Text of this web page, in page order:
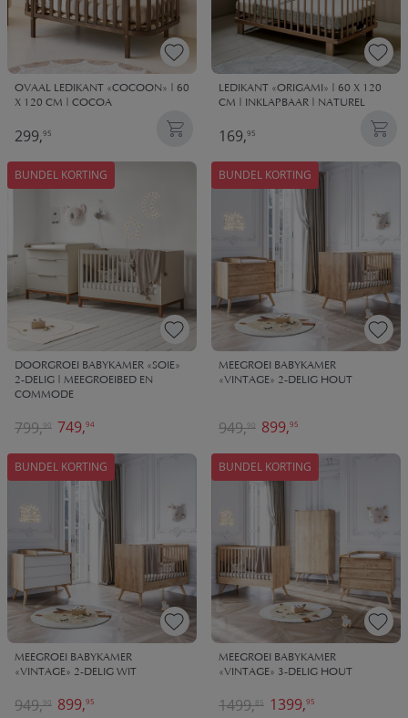
OVAAL LEDIKANT «COCOON» | 60
X 120 CM | COCOA
299,95
LEDIKANT «ORIGAMI» | 60 X 120
CM | INKLAPBAAR | NATUREL
169,95
BUNDEL KORTING
DOORGROEI BABYKAMER «SOIE»
2-DELIG | MEEGROEIBED EN
COMMODE
749,94
799,90
BUNDEL KORTING
MEEGROEI BABYKAMER
«VINTAGE» 2-DELIG HOUT
899,95
949,90
BUNDEL KORTING
MEEGROEI BABYKAMER
«VINTAGE» 2-DELIG WIT
899,95
949,90
BUNDEL KORTING
MEEGROEI BABYKAMER
«VINTAGE» 3-DELIG HOUT
1399,95
1499,85